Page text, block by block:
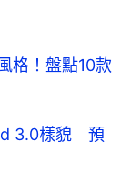
格！盤點10款
3.0樣貌 預